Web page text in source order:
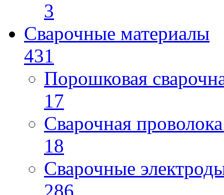
3
Сварочные материалы
431
Порошковая
17
Сварочная
18
Сварочные
286